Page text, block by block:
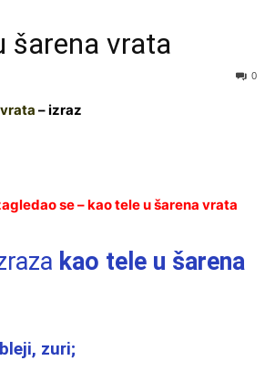
šarena vrata
0
– izraz
se – kao tele u šarena vrata
kao tele u šarena
zuri;